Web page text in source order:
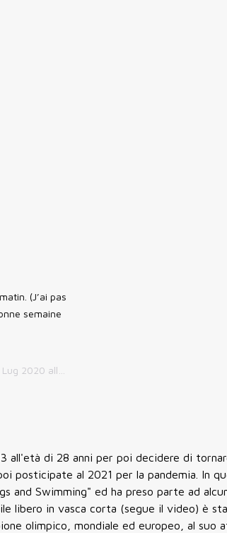
(J’ai pas
semaine
2020 alle ore 12:34 PDT
di 28 anni per poi decidere di
posticipate al 2021 per la pandemia. In
and Swimming" ed ha preso parte ad
libero in vasca corta (segue il video) è
olimpico, mondiale ed europeo, al suo